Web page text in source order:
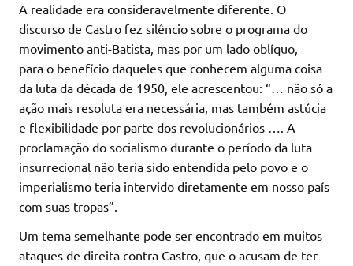
A realidade era consideravelmente diferente. O
discurso de Castro fez silêncio sobre o programa do
movimento anti-Batista, mas por um lado oblíquo,
para o benefício daqueles que conhecem alguma coisa
da luta da década de 1950, ele acrescentou: “… não só a
ação mais resoluta era necessária, mas também astúcia
e flexibilidade por parte dos revolucionários …. A
proclamação do socialismo durante o período da luta
insurrecional não teria sido entendida pelo povo e o
imperialismo teria intervido diretamente em nosso país
com suas tropas”.
Um tema semelhante pode ser encontrado em muitos
ataques de direita contra Castro, que o acusam de ter